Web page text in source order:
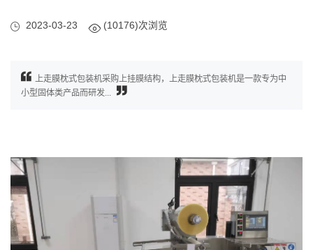
2023-03-23 (10176)次浏览
上走膜枕式包装机采购上挂膜结构，上走膜枕式包装机是一款专为中
小型固体类产品而研发...